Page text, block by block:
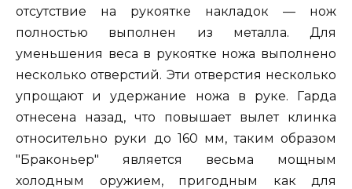
отсутствие на рукоятке накладок — нож
полностью выполнен из металла. Для
уменьшения веса в рукоятке ножа выполнено
несколько отверстий. Эти отверстия несколько
упрощают и удержание ножа в руке. Гарда
отнесена назад, что повышает вылет клинка
относительно руки до 160 мм, таким образом
"Браконьер" является весьма мощным
холодным оружием, пригодным как для